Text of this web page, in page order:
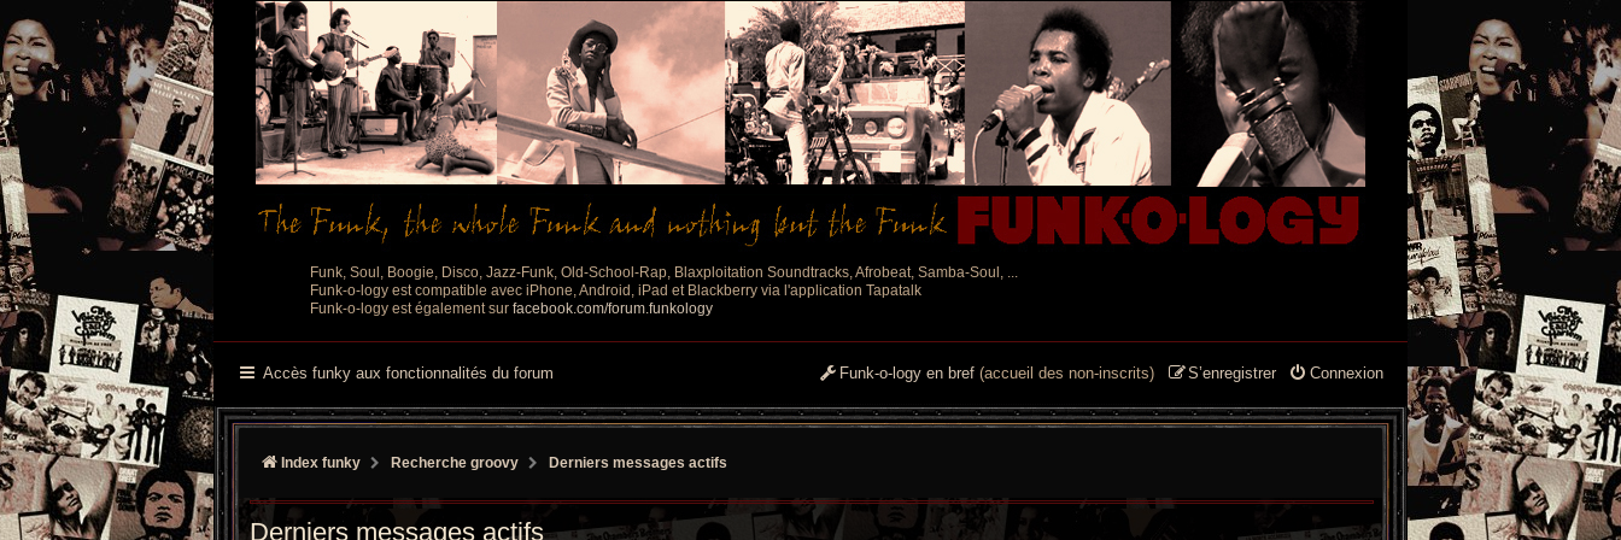
Funk, Soul, Boogie, Disco, Jazz-Funk, Old-School-Rap, Blaxploitation Soundtracks, Afrobeat, Samba-Soul, ...
Funk-o-logy est compatible avec iPhone, Android, iPad et Blackberry via l'application Tapatalk
Funk-o-logy est également sur facebook.com/forum.funkology
Accès funky aux fonctionnalités du forum Connexion
S’enregistrer
Funk-o-logy en bref (accueil des non-inscrits)
Index funky Recherche groovy Derniers messages actifs
Derniers messages actifs